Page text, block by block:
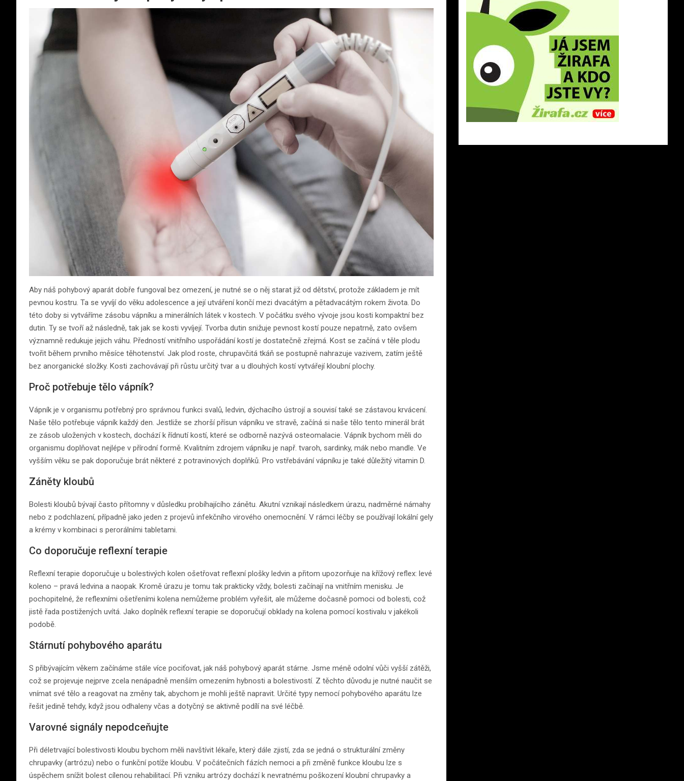
Aby náš pohybový aparát dobře fungoval bez omezení, je nutné se o něj starat již od dětství, protože základem je mít
pevnou kostru. Ta se vyvíjí do věku adolescence a její utváření končí mezi dvacátým a pětadvacátým rokem života. Do
této doby si vytváříme zásobu vápníku a minerálních látek v kostech. V počátku svého vývoje jsou kosti kompaktní bez
dutin. Ty se tvoří až následně, tak jak se kosti vyvíjejí. Tvorba dutin snižuje pevnost kostí pouze nepatrně, zato ovšem
významně redukuje jejich váhu. Předností vnitřního uspořádání kostí je dostatečně zřejmá. Kost se začíná v těle plodu
tvořit během prvního měsíce těhotenství. Jak plod roste, chrupavčitá tkáň se postupně nahrazuje vazivem, zatím ještě
bez anorganické složky. Kosti zachovávají při růstu určitý tvar a u dlouhých kostí vytvářejí kloubní plochy.
Proč potřebuje tělo vápník?
Vápník je v organismu potřebný pro správnou funkci svalů, ledvin, dýchacího ústrojí a souvisí také se zástavou krvácení.
Naše tělo potřebuje vápník každý den. Jestliže se zhorší přísun vápníku ve stravě, začíná si naše tělo tento minerál brát
ze zásob uložených v kostech, dochází k řídnutí kostí, které se odborně nazývá osteomalacie. Vápník bychom měli do
organismu doplňovat nejlépe v přírodní formě. Kvalitním zdrojem vápníku je např. tvaroh, sardinky, mák nebo mandle. Ve
vyšším věku se pak doporučuje brát některé z potravinových doplňků. Pro vstřebávání vápníku je také důležitý vitamin D.
Záněty kloubů
Bolesti kloubů bývají často přítomny v důsledku probíhajícího zánětu. Akutní vznikají následkem úrazu, nadměrné námahy
nebo z podchlazení, případně jako jeden z projevů infekčního virového onemocnění. V rámci léčby se používají lokální gely
a krémy v kombinaci s perorálními tabletami.
Co doporučuje reflexní terapie
Reflexní terapie doporučuje u bolestivých kolen ošetřovat reflexní plošky ledvin a přitom upozorňuje na křížový reflex: levé
koleno – pravá ledvina a naopak. Kromě úrazu je tomu tak prakticky vždy, bolesti začínají na vnitřním menisku. Je
pochopitelné, že reflexními ošetřeními kolena nemůžeme problém vyřešit, ale můžeme dočasně pomoci od bolesti, což
jistě řada postižených uvítá. Jako doplněk reflexní terapie se doporučují obklady na kolena pomocí kostivalu v jakékoli
podobě.
Stárnutí pohybového aparátu
S přibývajícím věkem začínáme stále více pociťovat, jak náš pohybový aparát stárne. Jsme méně odolní vůči vyšší zátěži,
což se projevuje nejprve zcela nenápadně menším omezením hybnosti a bolestivostí. Z těchto důvodu je nutné naučit se
vnímat své tělo a reagovat na změny tak, abychom je mohli ještě napravit. Určité typy nemocí pohybového aparátu lze
řešit jedině tehdy, když jsou odhaleny včas a dotyčný se aktivně podílí na své léčbě.
Varovné signály nepodceňujte
Při déletrvající bolestivosti kloubu bychom měli navštívit lékaře, který dále zjistí, zda se jedná o strukturální změny
chrupavky (artrózu) nebo o funkční potíže kloubu. V počátečních fázích nemoci a při změně funkce kloubu lze s
úspěchem snížit bolest cílenou rehabilitací. Při vzniku artrózy dochází k nevratnému poškození kloubní chrupavky a